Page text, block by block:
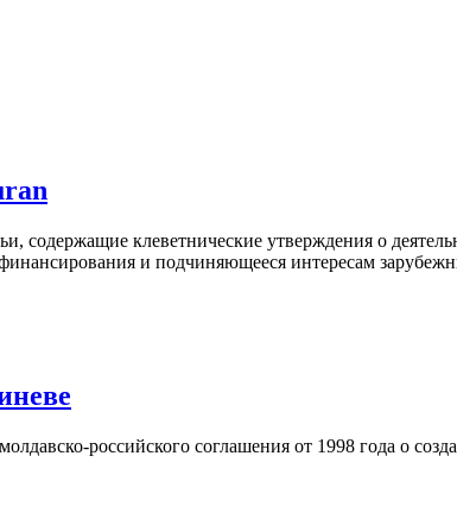
содержащие клеветнические утверждения о
и подчиняющееся интересам
российского соглашения от 1998 года о